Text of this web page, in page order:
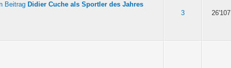
Didier Cuche als Sportler des Jahres
3 26'107